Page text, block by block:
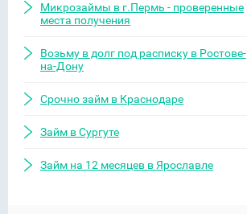
Микрозаймы в г.Пермь - проверенные
места получения
Возьму в долг под расписку в Ростове-
на-Дону
Срочно займ в Краснодаре
Займ в Сургуте
Займ на 12 месяцев в Ярославле